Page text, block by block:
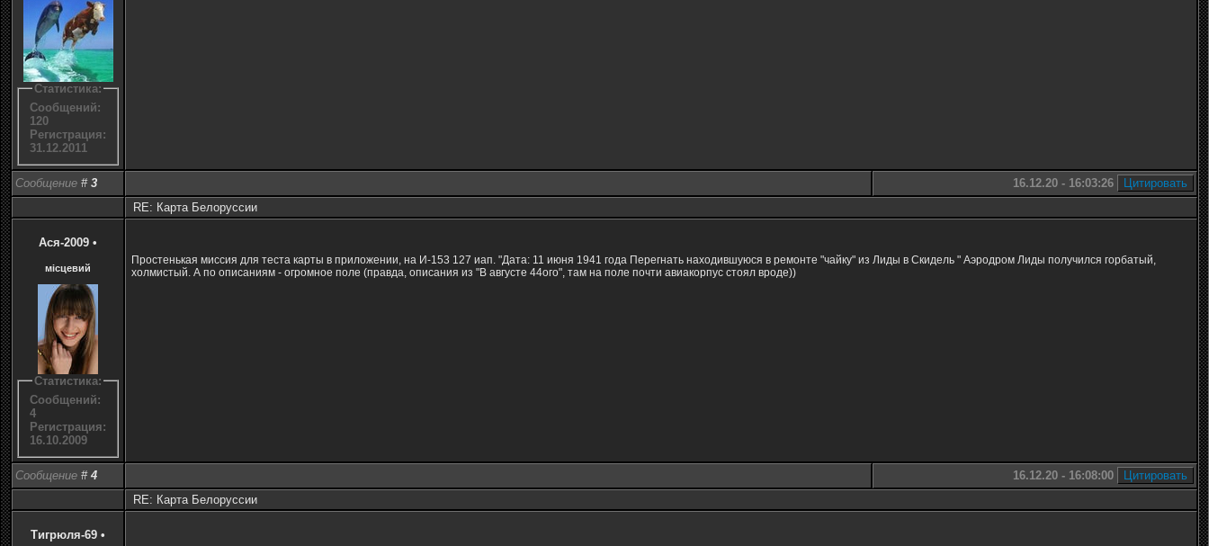
Статистика:
Сообщений:
120
Регистрация:
31.12.2011
Сообщение # 3
16.12.20 - 16:03:26
RE: Карта Белоруссии
Ася-2009 •
місцевий
Статистика:
Сообщений:
4
Регистрация:
16.10.2009
Простенькая миссия для теста карты в приложении, на И-153 127 иап. "Дата: 11 июня 1941 года Перегнать находившуюся в ремонте "чайку" из Лиды в Скидель " Аэродром Лиды получился горбатый,
холмистый. А по описаниям - огромное поле (правда, описания из "В августе 44ого", там на поле почти авиакорпус стоял вроде))
Сообщение # 4
16.12.20 - 16:08:00
RE: Карта Белоруссии
Тигрюля-69 •